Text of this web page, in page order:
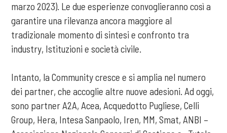
marzo 2023). Le due esperienze convoglieranno così a
garantire una rilevanza ancora maggiore al
tradizionale momento di sintesi e confronto tra
industry, Istituzioni e società civile.
Intanto, la Community cresce e si amplia nel numero
dei partner, che accoglie altre nuove adesioni. Ad oggi,
sono partner A2A, Acea, Acquedotto Pugliese, Celli
Group, Hera, Intesa Sanpaolo, Iren, MM, Smat, ANBI –